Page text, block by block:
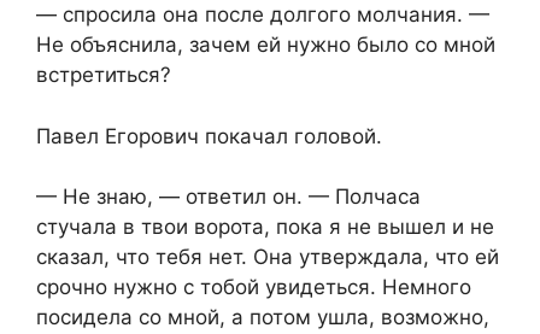
— спросила она после долгого молчания. —
Не объяснила, зачем ей нужно было со мной
встретиться?
Павел Егорович покачал головой.
— Не знаю, — ответил он. — Полчаса
стучала в твои ворота, пока я не вышел и не
сказал, что тебя нет. Она утверждала, что ей
срочно нужно с тобой увидеться. Немного
посидела со мной, а потом ушла, возможно,